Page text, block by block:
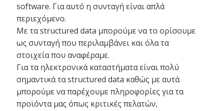
software. Για αυτό η συνταγή είναι απλά
περιεχόμενο.
Με τα structured data μπορούμε να το ορίσουμε
ως συνταγή που περιλαμβάνει και όλα τα
στοιχεία που αναφέραμε.
Για τα ηλεκτρονικά καταστήματα είναι πολύ
σημαντικά τα structured data καθώς με αυτά
μπορούμε να παρέχουμε πληροφορίες για τα
προϊόντα μας όπως κριτικές πελατών,